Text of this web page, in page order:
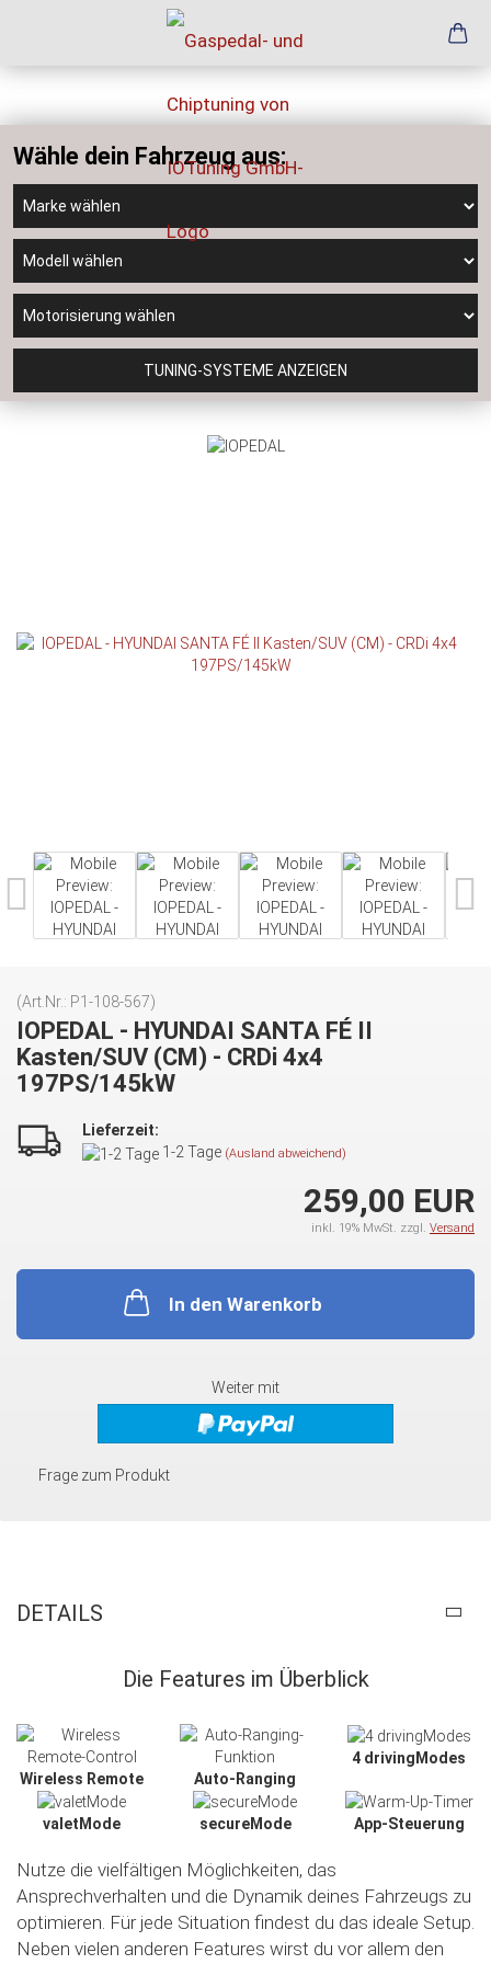
Wähle dein Fahrzeug aus:
TUNING-SYSTEME ANZEIGEN
(Art.Nr.: P1-108-567)
IOPEDAL - HYUNDAI SANTA FÉ II
Kasten/SUV (CM) - CRDi 4x4
197PS/145kW
Lieferzeit:
1-2 Tage (Ausland abweichend)
259,00 EUR
inkl. 19% MwSt. zzgl. Versand
In den Warenkorb
Weiter mit
Frage zum Produkt
DETAILS
Die Features im Überblick
Wireless Remote Auto-Ranging
4 drivingModes
valetMode secureMode App-Steuerung
Nutze die vielfältigen Möglichkeiten, das
Ansprechverhalten und die Dynamik deines Fahrzeugs zu
optimieren. Für jede Situation findest du das ideale Setup.
Neben vielen anderen Features wirst du vor allem den